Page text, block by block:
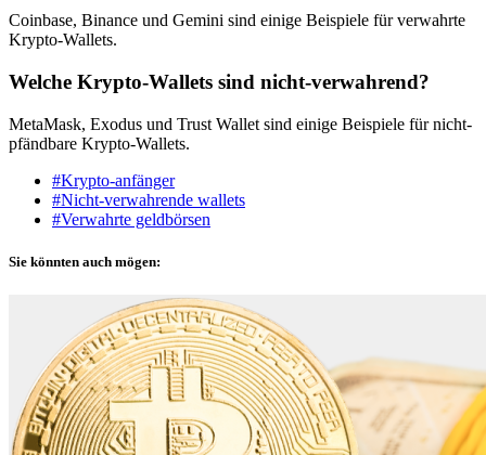
Coinbase, Binance und Gemini sind einige Beispiele für verwahrte
Krypto-Wallets.
Welche Krypto-Wallets sind nicht-verwahrend?
MetaMask, Exodus und Trust Wallet sind einige Beispiele für nicht-
pfändbare Krypto-Wallets.
#Krypto-anfänger
#Nicht-verwahrende wallets
#Verwahrte geldbörsen
Sie könnten auch mögen: